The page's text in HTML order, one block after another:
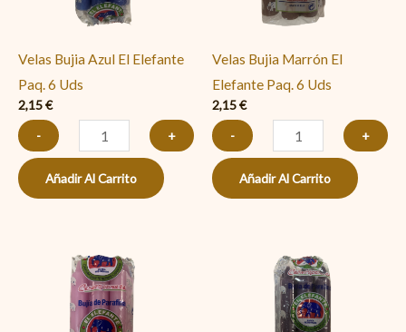
Velas Bujia Azul El Elefante
Paq. 6 Uds
2,15€
-
6
cantidad
+
Añadir Al Carrito
Velas Bujia Marrón El
Elefante Paq. 6 Uds
2,15€
-
6
cantidad
+
Añadir Al Carrito
Velas
Bujia
Rosada
El
Bujia
Violetas
El